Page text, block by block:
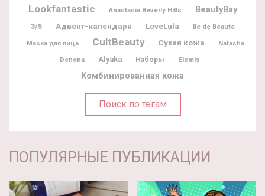
Lookfantastic Anastasia Beverly Hills BeautyBay
3/5 Адвент-календари LoveLula Ile de Beaute
Маска для лица CultBeauty Сухая кожа
Natasha
Denona
Alyaka Наборы Elemis
Комбинированная кожа
Поиск по тегам
ПОПУЛЯРНЫЕ ПУБЛИКАЦИИ